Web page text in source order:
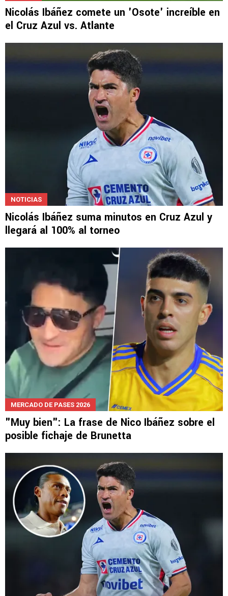
Nicolás Ibáñez comete un 'Osote' increíble en
el Cruz Azul vs. Atlante
NOTICIAS
Nicolás Ibáñez suma minutos en Cruz Azul y
llegará al 100% al torneo
MERCADO DE PASES 2026
"Muy bien": La frase de Nico Ibáñez sobre el
posible fichaje de Brunetta